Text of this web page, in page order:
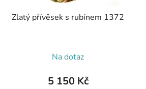
Zlatý přívěsek s rubínem 1372
Na dotaz
5 150 Kč